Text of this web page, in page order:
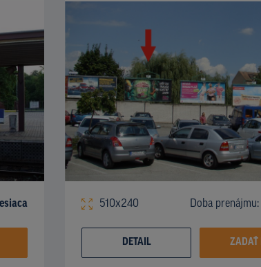
510x240 Doba prenájmu:
DETAIL ZADAŤ